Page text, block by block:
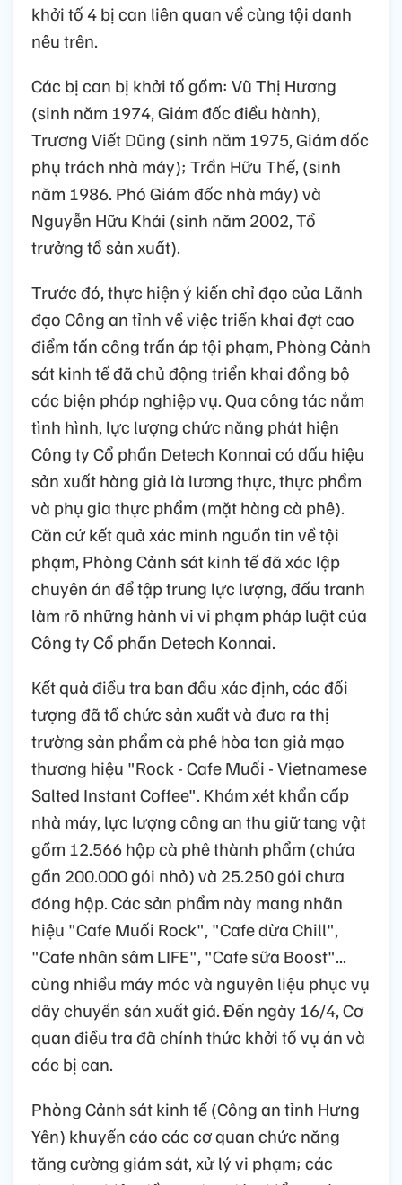
khởi tố 4 bị can liên quan về cùng tội danh
nêu trên.
Các bị can bị khởi tố gồm: Vũ Thị Hương
(sinh năm 1974, Giám đốc điều hành),
Trương Viết Dũng (sinh năm 1975, Giám đốc
phụ trách nhà máy); Trần Hữu Thế, (sinh
năm 1986. Phó Giám đốc nhà máy) và
Nguyễn Hữu Khải (sinh năm 2002, Tổ
trưởng tổ sản xuất).
Trước đó, thực hiện ý kiến chỉ đạo của Lãnh
đạo Công an tỉnh về việc triển khai đợt cao
điểm tấn công trấn áp tội phạm, Phòng Cảnh
sát kinh tế đã chủ động triển khai đồng bộ
các biện pháp nghiệp vụ. Qua công tác nắm
tình hình, lực lượng chức năng phát hiện
Công ty Cổ phần Detech Konnai có dấu hiệu
sản xuất hàng giả là lương thực, thực phẩm
và phụ gia thực phẩm (mặt hàng cà phê).
Căn cứ kết quả xác minh nguồn tin về tội
phạm, Phòng Cảnh sát kinh tế đã xác lập
chuyên án để tập trung lực lượng, đấu tranh
làm rõ những hành vi vi phạm pháp luật của
Công ty Cổ phần Detech Konnai.
Kết quả điều tra ban đầu xác định, các đối
tượng đã tổ chức sản xuất và đưa ra thị
trường sản phẩm cà phê hòa tan giả mạo
thương hiệu "Rock - Cafe Muối - Vietnamese
Salted Instant Coffee". Khám xét khẩn cấp
nhà máy, lực lượng công an thu giữ tang vật
gồm 12.566 hộp cà phê thành phẩm (chứa
gần 200.000 gói nhỏ) và 25.250 gói chưa
đóng hộp. Các sản phẩm này mang nhãn
hiệu "Cafe Muối Rock", "Cafe dừa Chill",
"Cafe nhân sâm LIFE", "Cafe sữa Boost"...
cùng nhiều máy móc và nguyên liệu phục vụ
dây chuyền sản xuất giả. Đến ngày 16/4, Cơ
quan điều tra đã chính thức khởi tố vụ án và
các bị can.
Phòng Cảnh sát kinh tế (Công an tỉnh Hưng
Yên) khuyến cáo các cơ quan chức năng
tăng cường giám sát, xử lý vi phạm; các